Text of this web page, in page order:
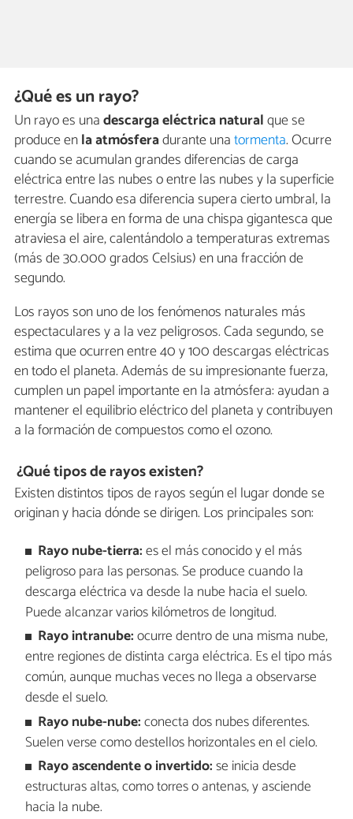
¿Qué es un rayo?
Un rayo es unadescarga eléctrica naturalque se
produce enla atmósferadurante unatormenta. Ocurre
cuando se acumulan grandes diferencias de carga
eléctrica entre las nubes o entre las nubes y la superficie
terrestre. Cuando esa diferencia supera cierto umbral, la
energía se libera en forma de una chispa gigantesca que
atraviesa el aire, calentándolo a temperaturas extremas
(más de 30.000 grados Celsius) en una fracción de
segundo.
Los rayos son uno de los fenómenos naturales más
espectaculares y a la vez peligrosos. Cada segundo, se
estima que ocurren entre 40 y 100 descargas eléctricas
en todo el planeta. Además de su impresionante fuerza,
cumplen un papel importante en la atmósfera: ayudan a
mantener el equilibrio eléctrico del planeta y contribuyen
a la formación de compuestos como el ozono.
¿Qué tipos de rayos existen?
Existen distintos tipos de rayos según el lugar donde se
originan y hacia dónde se dirigen. Los principales son:
Rayo nube-tierra:es el más conocido y el más
peligroso para las personas. Se produce cuando la
descarga eléctrica va desde la nube hacia el suelo.
Puede alcanzar varios kilómetros de longitud.
Rayo intranube:ocurre dentro de una misma nube,
entre regiones de distinta carga eléctrica. Es el tipo más
común, aunque muchas veces no llega a observarse
desde el suelo.
Rayo nube-nube:conecta dos nubes diferentes.
Suelen verse como destellos horizontales en el cielo.
Rayo ascendente o invertido:se inicia desde
estructuras altas, como torres o antenas, y asciende
hacia la nube.